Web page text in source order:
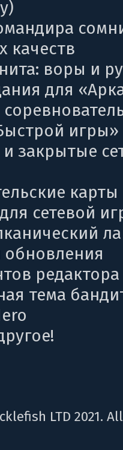
качеств
воры и
для
игры»
закрытые
карты
сетевой
обновления
редактора
тема
LTD 2021.